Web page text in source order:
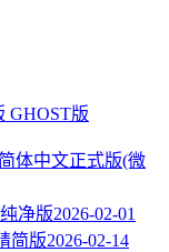
GHOST版
体中文正式版(微
净版2026-02-01
简版2026-02-14